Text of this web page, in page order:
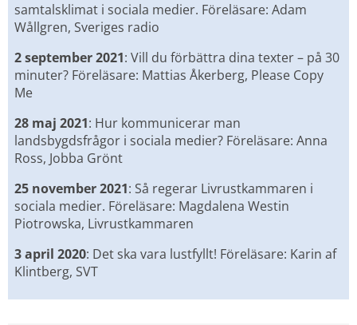
samtalsklimat i sociala medier. Föreläsare: Adam
Wållgren, Sveriges radio
2 september 2021: Vill du förbättra dina texter – på 30
minuter? Föreläsare: Mattias Åkerberg, Please Copy
Me
28 maj 2021: Hur kommunicerar man
landsbygdsfrågor i sociala medier? Föreläsare: Anna
Ross, Jobba Grönt
25 november 2021: Så regerar Livrustkammaren i
sociala medier. Föreläsare: Magdalena Westin
Piotrowska, Livrustkammaren
3 april 2020: Det ska vara lustfyllt! Föreläsare: Karin af
Klintberg, SVT